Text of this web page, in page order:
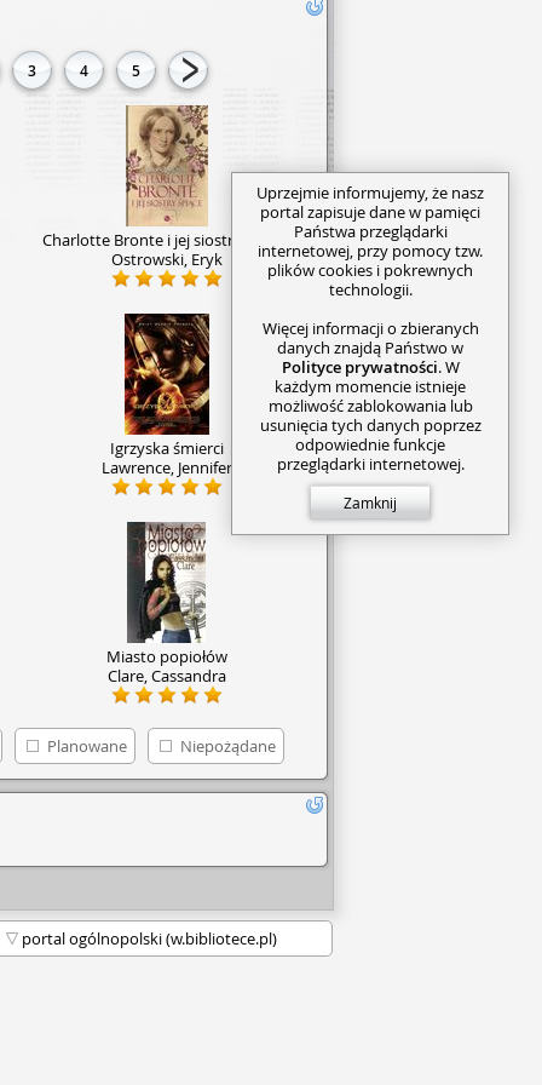
3 4 5
Charlotte Bronte i jej siostry śpiące
Ostrowski, Eryk
Igrzyska śmierci
Lawrence, Jennifer
Miasto popiołów
Clare, Cassandra
Planowane Niepożądane
Uprzejmie informujemy, że nasz
portal zapisuje dane w pamięci
Państwa przeglądarki
internetowej, przy pomocy tzw.
plików cookies i pokrewnych
technologii.
Więcej informacji o zbieranych
danych znajdą Państwo w
Polityce prywatności. W
każdym momencie istnieje
możliwość zablokowania lub
usunięcia tych danych poprzez
odpowiednie funkcje
przeglądarki internetowej.
Zamknij